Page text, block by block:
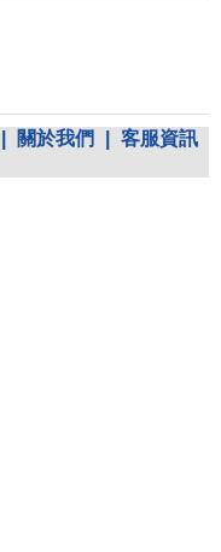
關於我們
客服資訊